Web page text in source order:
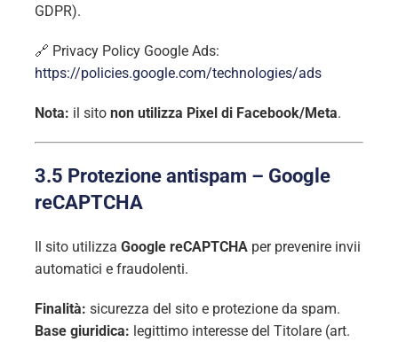
GDPR).
🔗 Privacy Policy Google Ads:
https://policies.google.com/technologies/ads
Nota: il sito non utilizza Pixel di Facebook/Meta.
3.5 Protezione antispam – Google
reCAPTCHA
Il sito utilizza Google reCAPTCHAper prevenire invii
automatici e fraudolenti.
Finalità: sicurezza del sito e protezione da spam.
Base giuridica: legittimo interesse del Titolare (art.